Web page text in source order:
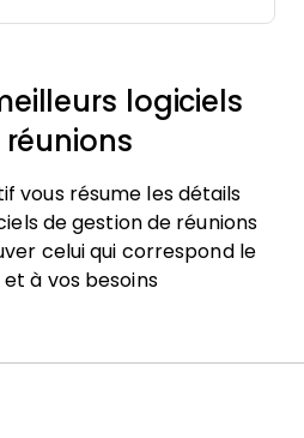
logiciels
vous résume les détails
de gestion de réunions
celui qui correspond le
à vos besoins